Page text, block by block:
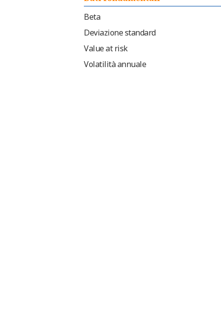
Beta
Deviazione standard
Value at risk
Volatilità annuale